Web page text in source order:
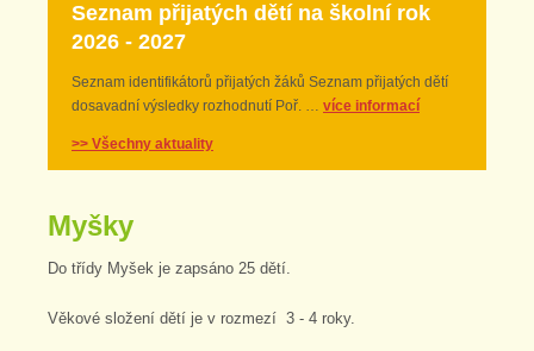
Seznam přijatých dětí na školní rok
2026 - 2027
Seznam identifikátorů přijatých žáků Seznam přijatých dětí
dosavadní výsledky rozhodnutí Poř. … více informací
>> Všechny aktuality
Myšky
Do třídy Myšek je zapsáno 25 dětí.
Věkové složení dětí je v rozmezí 3 - 4 roky.